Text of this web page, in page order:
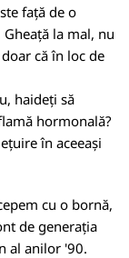
față de o
la mal, nu
că în loc de
haideți să
hormonală?
în aceeași
cu o bornă,
de generația
al anilor '90.